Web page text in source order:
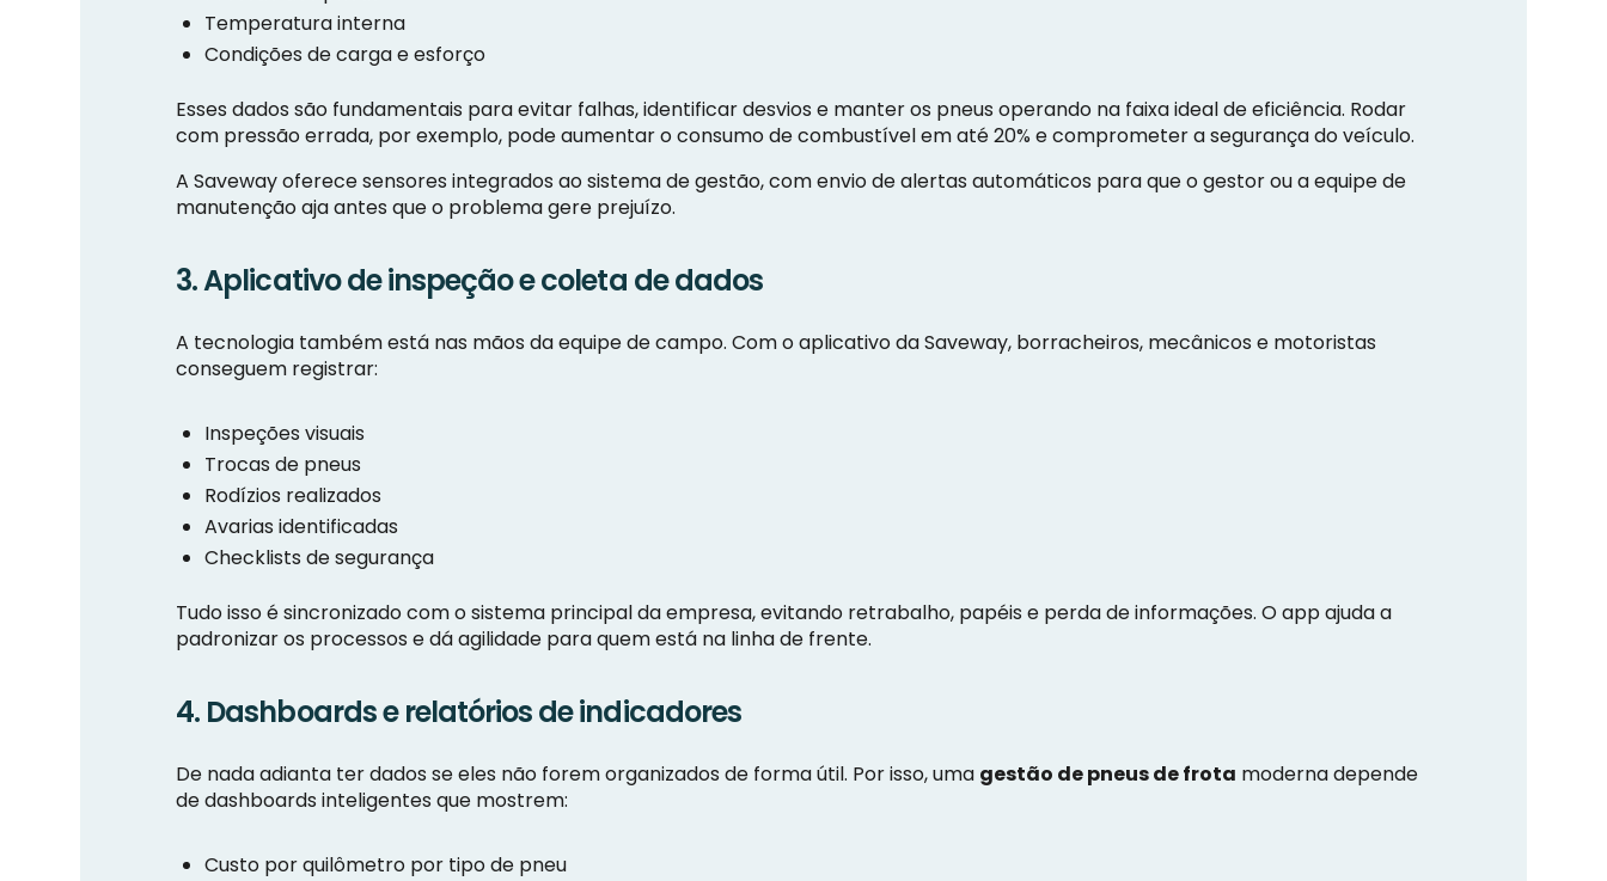
Temperatura interna
Condições de carga e esforço
Esses dados são fundamentais para evitar falhas, identificar desvios e manter os pneus operando na faixa ideal de eficiência. Rodar
com pressão errada, por exemplo, pode aumentar o consumo de combustível em até 20% e comprometer a segurança do veículo.
A Saveway oferece sensores integrados ao sistema de gestão, com envio de alertas automáticos para que o gestor ou a equipe de
manutenção aja antes que o problema gere prejuízo.
3. Aplicativo de inspeção e coleta de dados
A tecnologia também está nas mãos da equipe de campo. Com o aplicativo da Saveway, borracheiros, mecânicos e motoristas
conseguem registrar:
Inspeções visuais
Trocas de pneus
Rodízios realizados
Avarias identificadas
Checklists de segurança
Tudo isso é sincronizado com o sistema principal da empresa, evitando retrabalho, papéis e perda de informações. O app ajuda a
padronizar os processos e dá agilidade para quem está na linha de frente.
4. Dashboards e relatórios de indicadores
De nada adianta ter dados se eles não forem organizados de forma útil. Por isso, uma gestão de pneus de frota moderna depende
de dashboards inteligentes que mostrem:
Custo por quilômetro por tipo de pneu